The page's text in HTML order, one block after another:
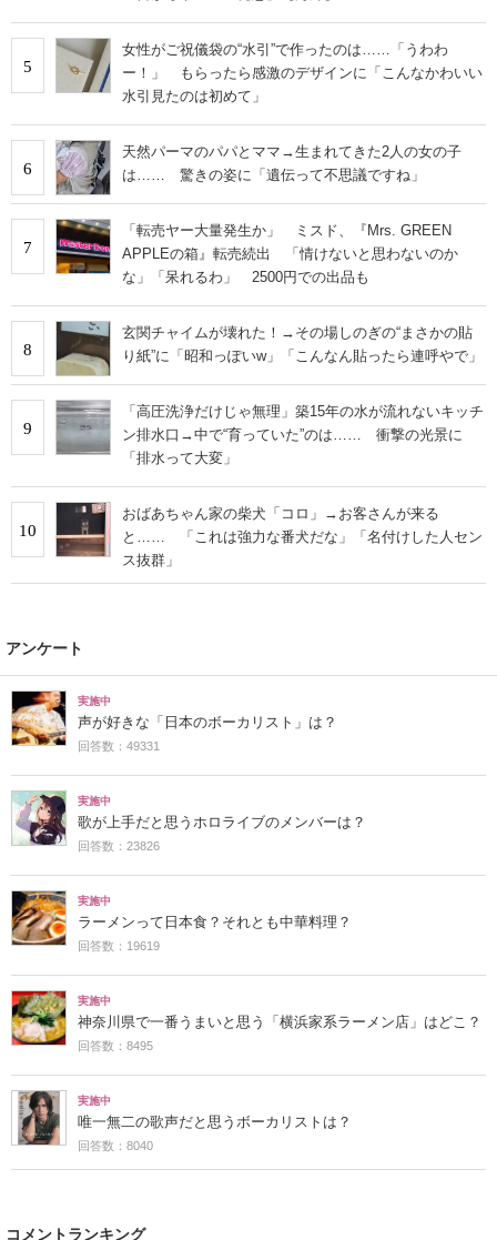
5
女性がご祝儀袋の“水引”で作ったのは……「うわわ
ー！」 もらったら感激のデザインに「こんなかわいい
水引見たのは初めて」
6
天然パーマのパパとママ→生まれてきた2人の女の子
は…… 驚きの姿に「遺伝って不思議ですね」
7
「転売ヤー大量発生か」 ミスド、『Mrs. GREEN
APPLEの箱』転売続出 「情けないと思わないのか
な」「呆れるわ」 2500円での出品も
8
玄関チャイムが壊れた！→その場しのぎの“まさかの貼
り紙”に「昭和っぽいw」「こんなん貼ったら連呼やで」
9
「高圧洗浄だけじゃ無理」築15年の水が流れないキッチ
ン排水口→中で“育っていた”のは…… 衝撃の光景に
「排水って大変」
10
おばあちゃん家の柴犬「コロ」→お客さんが来る
と…… 「これは強力な番犬だな」「名付けした人セン
ス抜群」
アンケート
実施中
声が好きな「日本のボーカリスト」は？
回答数：49331
実施中
歌が上手だと思うホロライブのメンバーは？
回答数：23826
実施中
ラーメンって日本食？それとも中華料理？
回答数：19619
実施中
神奈川県で一番うまいと思う「横浜家系ラーメン店」はどこ？
回答数：8495
実施中
唯一無二の歌声だと思うボーカリストは？
回答数：8040
コメントランキング